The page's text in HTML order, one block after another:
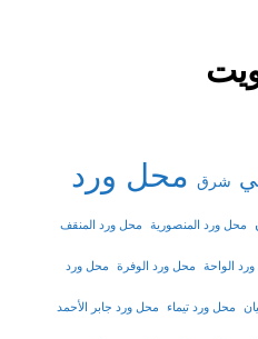
شرق محل ورد
محل ورد المنصورية محل ورد المنقف
الواحة محل ورد الوفرة محل ورد
محل ورد تيماء محل ورد جابر الأحمد